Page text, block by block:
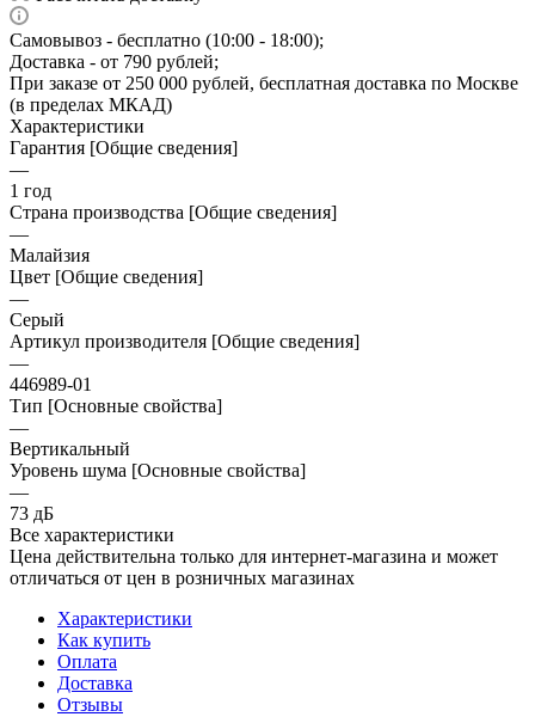
Самовывоз - бесплатно (10:00 - 18:00);
Доставка - от 790 рублей;
При заказе от 250 000 рублей, бесплатная доставка по Москве
(в пределах МКАД)
Характеристики
Гарантия [Общие сведения]
—
1 год
Страна производства [Общие сведения]
—
Малайзия
Цвет [Общие сведения]
—
Серый
Артикул производителя [Общие сведения]
—
446989-01
Тип [Основные свойства]
—
Вертикальный
Уровень шума [Основные свойства]
—
73 дБ
Все характеристики
Цена действительна только для интернет-магазина и может
отличаться от цен в розничных магазинах
Характеристики
Как купить
Оплата
Доставка
Отзывы